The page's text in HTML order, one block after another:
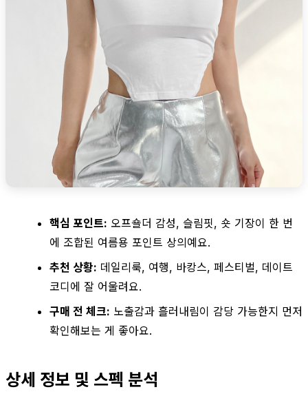
핵심 포인트: 오프숄더 감성, 슬림핏, 숏 기장이 한 번
에 조합된 여름용 포인트 상의예요.
추천 상황: 데일리룩, 여행, 바캉스, 페스티벌, 데이트
코디에 잘 어울려요.
구매 전 체크: 노출감과 흘러내림이 감당 가능한지 먼저
확인해보는 게 좋아요.
상세 정보 및 스펙 분석